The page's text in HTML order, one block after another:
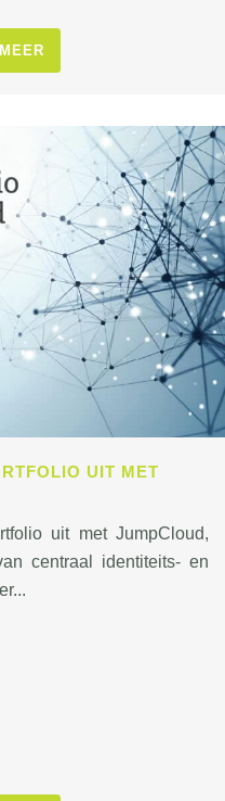
UIT MET
uit met JumpCloud,
centraal identiteits- en